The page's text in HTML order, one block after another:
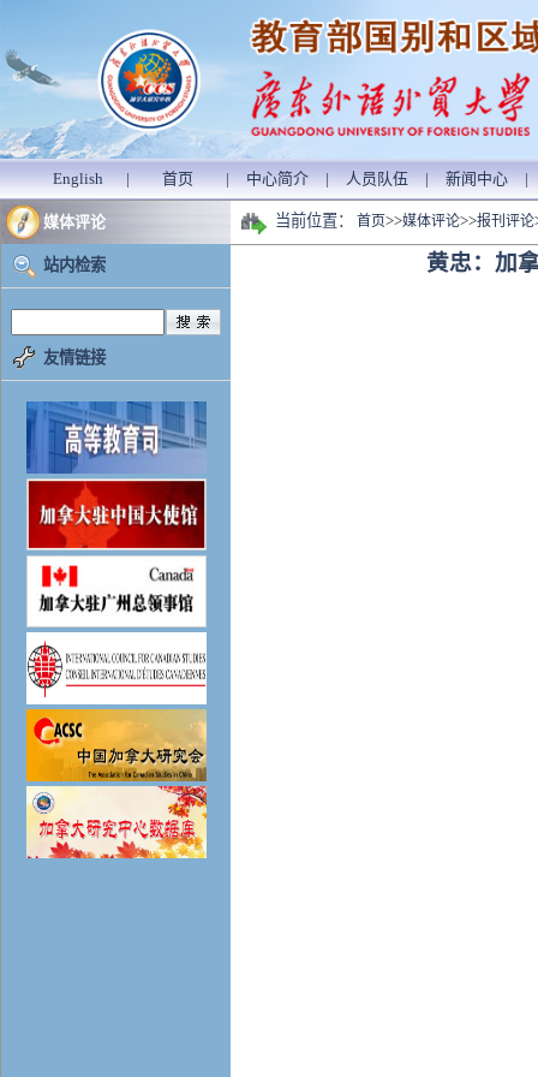
English | 首页 | 中心简介 | 人员队伍 | 新闻中心 |
媒体评论
站内检索
友情链接
当前位置： 首页>>媒体评论>>报刊评论
黄忠：加